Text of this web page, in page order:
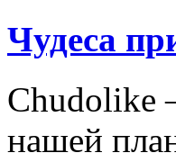
Чудеса
Chudolike
нашей